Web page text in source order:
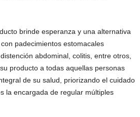
brinde esperanza y una alternativa
padecimientos estomacales
abdominal, colitis, entre otros,
producto a todas aquellas personas
de su salud, priorizando el cuidado
la encargada de regular múltiples